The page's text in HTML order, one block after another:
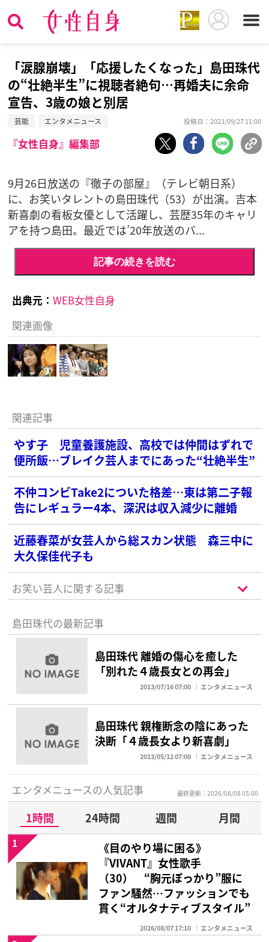
「涙腺崩壊」「応援したくなった」島田珠代
の“壮絶半生”に視聴者絶句…再婚夫に余命
宣告、3歳の娘と別居
芸能 エンタメニュース 投稿日：2023/09/27 11:00
『女性自身』編集部
9月26日放送の『徹子の部屋』（テレビ朝日系）
に、お笑いタレントの島田珠代（53）が出演。吉本
新喜劇の看板女優として活躍し、芸歴35年のキャリ
アを持つ島田。最近では’20年放送のバ...
記事の続きを読む
出典元： WEB女性自身
関連画像
関連記事
やす子 児童養護施設、高校では仲間はずれで
便所飯…ブレイク芸人までにあった“壮絶半生”
不仲コンビTake2についた格差…東は第二子報
告にレギュラー4本、深沢は収入減少に離婚
近藤春菜が女芸人から総スカン状態 森三中に
大久保佳代子も
お笑い芸人に関する記事
島田珠代の最新記事
島田珠代 離婚の傷心を癒した
「別れた４歳長女との再会」
2013/07/16 07:00 エンタメニュース
島田珠代 親権断念の陰にあった
決断「４歳長女より新喜劇」
2013/05/12 07:00 エンタメニュース
エンタメニュースの人気記事 最終更新：2026/08/08 05:00
1時間 24時間 週間
月間
《目のやり場に困る》
『VIVANT』女性歌手
（30） “胸元ぽっかり”服に
ファン騒然…ファッションでも
貫く“オルタナティブスタイル”
2026/08/07 17:10 エンタメニュース
1